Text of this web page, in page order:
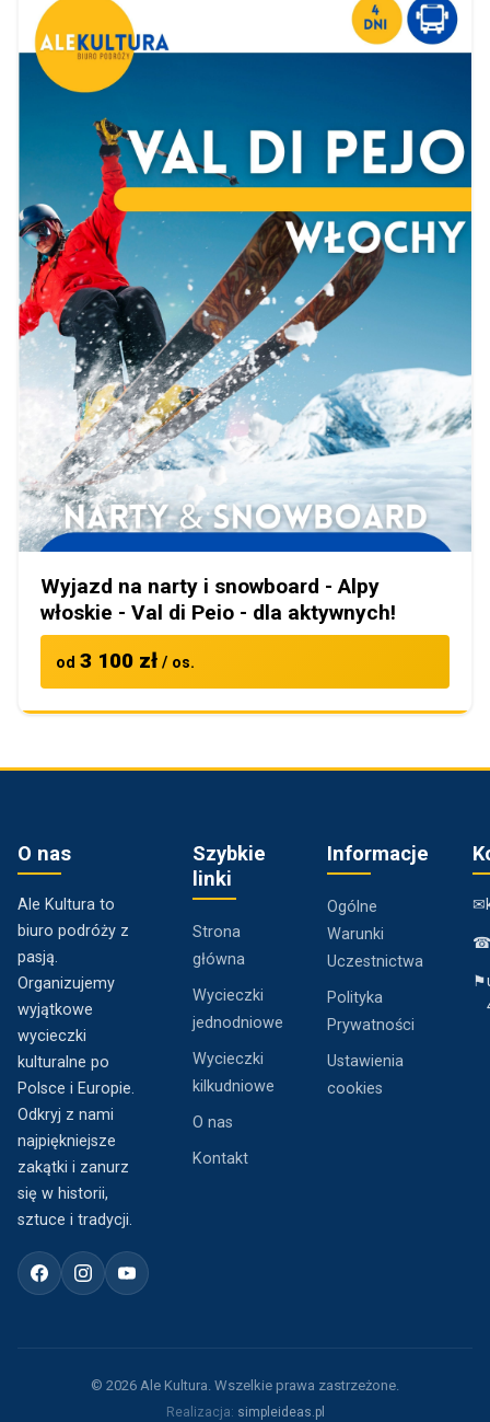
Wyjazd na narty i snowboard - Alpy
włoskie - Val di Peio - dla aktywnych!
od 3 100 zł/ os.
O nas
Ale Kultura to
biuro podróży z
pasją.
Organizujemy
wyjątkowe
wycieczki
kulturalne po
Polsce i Europie.
Odkryj z nami
najpiękniejsze
zakątki i zanurz
się w historii,
sztuce i tradycji.
Szybkie
linki
Strona
główna
Wycieczki
jednodniowe
Wycieczki
kilkudniowe
O nas
Kontakt
Informacje
Ogólne
Warunki
Uczestnictwa
Polityka
Prywatności
Ustawienia
cookies
✉
☎
⚑
© 2026 Ale Kultura. Wszelkie prawa zastrzeżone.
Realizacja: simpleideas.pl